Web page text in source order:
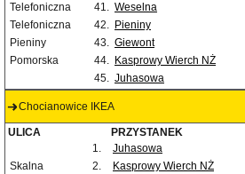
Telefoniczna
41. Weselna
Telefoniczna
42. Pieniny
Pieniny
43. Giewont
Pomorska
44. Kasprowy Wierch NŻ
45. Juhasowa
Chocianowice IKEA
ULICA PRZYSTANEK
1.
Juhasowa
Skalna
2. Kasprowy Wierch NŻ